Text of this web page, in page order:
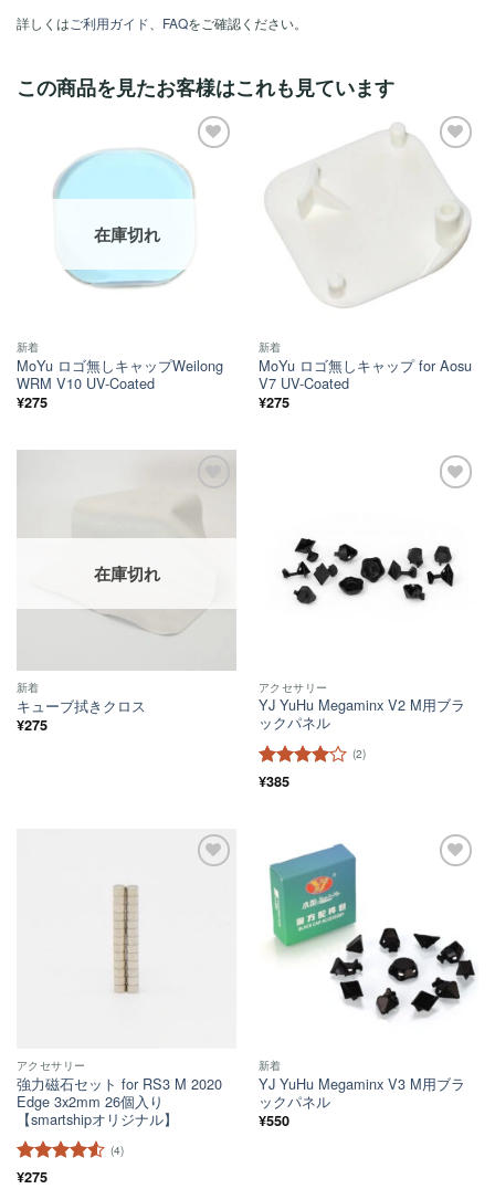
詳しくはご利用ガイド FAQをご確認ください。
この商品を見たお客様はこれも見ています
在庫切れ
新着
MoYu ロゴ無しキャップWeilong
WRM V10 UV-Coated
¥275
い！
新着
MoYu ロゴ無しキャップ for Aosu
V7 UV-Coated
¥275
在庫切れ
新着
キューブ拭きクロス
¥275
アクセサリー
YJ YuHu Megaminx V2 M用ブラ
ックパネル
5段階中
(2)
¥385
アクセサリー
強力磁石セット for RS3 M 2020
Edge 3x2mm 26個入り
【smartshipオリジナル】
5段階中
(4)
¥275
新着
YJ YuHu Megaminx V3 M用ブラ
ックパネル
¥550